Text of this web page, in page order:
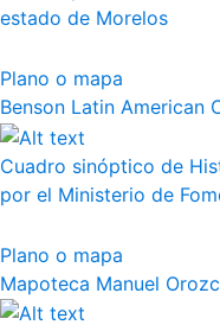
estado de Morelos
Plano o mapa
Benson Latin American
Cuadro sinóptico de
por el Ministerio de
Plano o mapa
Mapoteca Manuel